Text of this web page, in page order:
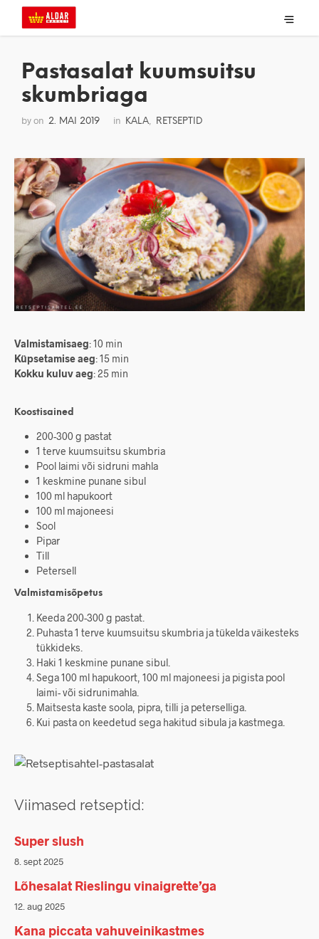
Pastasalat kuumsuitsu
skumbriaga
byon 2. MAI 2019 in KALA RETSEPTID
Valmistamisaeg: 10 min
Küpsetamise aeg: 15 min
Kokku kuluv aeg: 25 min
Koostisained
200-300 g pastat
1 terve kuumsuitsu skumbria
Pool laimi või sidruni mahla
1 keskmine punane sibul
100 ml hapukoort
100 ml majoneesi
Sool
Pipar
Till
Petersell
Valmistamisõpetus
Keeda 200-300 g pastat.
Puhasta 1 terve kuumsuitsu skumbria ja tükelda väikesteks
tükkideks.
Haki 1 keskmine punane sibul.
Sega 100 ml hapukoort, 100 ml majoneesi ja pigista pool
laimi- või sidrunimahla.
Maitsesta kaste soola, pipra, tilli ja peterselliga.
Kui pasta on keedetud sega hakitud sibula ja kastmega.
Viimased retseptid:
Super slush
8. sept 2025
Lõhesalat Rieslingu vinaigrette’ga
12. aug 2025
Kana piccata vahuveinikastmes